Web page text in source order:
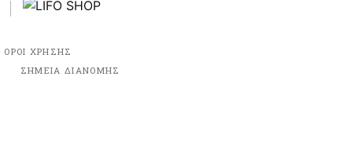
ΟΡΟΙ ΧΡΗΣΗΣ
ΣΗΜΕΙΑ ΔΙΑΝΟΜΗΣ